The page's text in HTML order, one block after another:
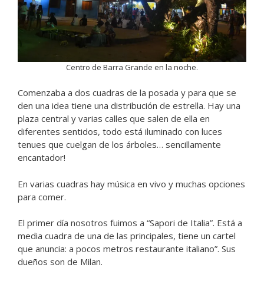
Centro de Barra Grande en la noche.
Comenzaba a dos cuadras de la posada y para que se
den una idea tiene una distribución de estrella. Hay una
plaza central y varias calles que salen de ella en
diferentes sentidos, todo está iluminado con luces
tenues que cuelgan de los árboles… sencillamente
encantador!
En varias cuadras hay música en vivo y muchas opciones
para comer.
El primer día nosotros fuimos a “Sapori de Italia”. Está a
media cuadra de una de las principales, tiene un cartel
que anuncia: a pocos metros restaurante italiano”. Sus
dueños son de Milan.